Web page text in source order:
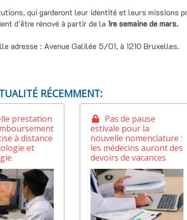
qui garderont leur identité et leurs missions
d'être rénové à partir de la 1re semaine de mars.
adresse : Avenue Galilée 5/01, à 1210 Bruxelles.
RÉCEMMENT:
prestation
à distance
et
Pas de pause
estivale pour la
nouvelle nomenclature :
les médecins auront des
devoirs de vacances